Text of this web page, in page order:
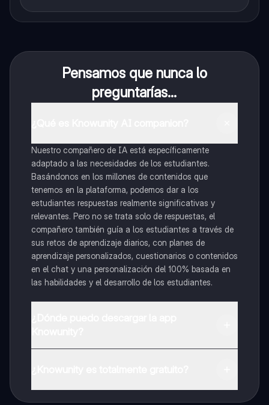
Pensamos que nunca lo
preguntarías...
Nuestro compañero de IA está específicamente
adaptado a las necesidades de los estudiantes.
Basándonos en los millones de contenidos que
tenemos en la plataforma, podemos dar a los
estudiantes respuestas realmente significativas y
relevantes. Pero no se trata solo de respuestas, el
compañero también guía a los estudiantes a través de
sus retos de aprendizaje diarios, con planes de
aprendizaje personalizados, cuestionarios o contenidos
en el chat y una personalización del 100% basada en
las habilidades y el desarrollo de los estudiantes.